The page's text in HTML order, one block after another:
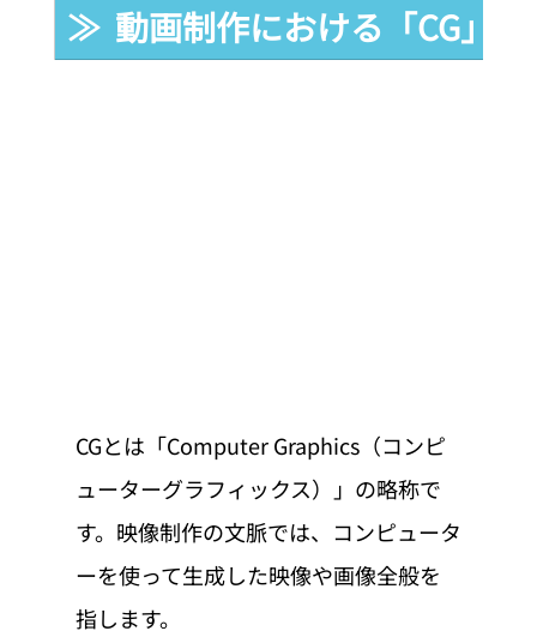
≫  動画制作における「CG」と
CGとは「Computer Graphics（コンピ
ューターグラフィックス）」の略称で
す。映像制作の文脈では、コンピュータ
ーを使って生成した映像や画像全般を
指します。